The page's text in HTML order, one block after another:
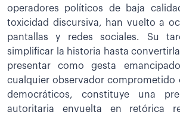
operadores políticos de baja
toxicidad discursiva, han vuelto a
pantallas y redes sociales. Su
simplificar la historia hasta
presentar como gesta
cualquier observador comprometido
democráticos, constituye una
autoritaria envuelta en retórica